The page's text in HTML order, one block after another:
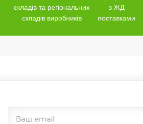
складів та регіональних
складів виробників
з ЖД
поставками
Ваш email